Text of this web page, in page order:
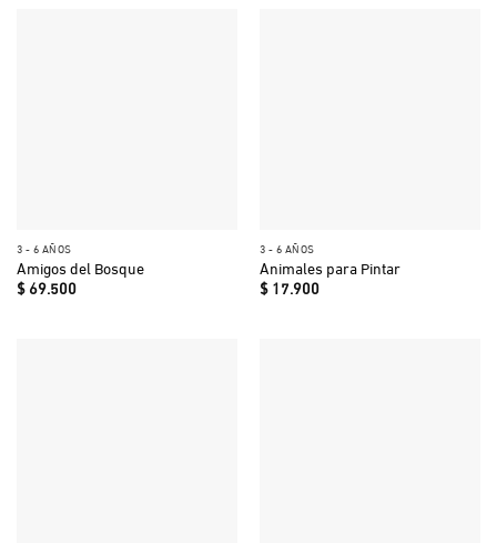
3 - 6 AÑOS
Amigos del Bosque
$69.500
3 - 6 AÑOS
Animales para Pintar
$17.900